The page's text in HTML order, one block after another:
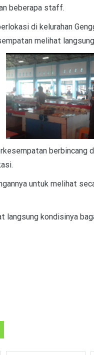
beberapa staff.
di kelurahan
melihat
berbincang
untuk melihat
langsung kondisinya